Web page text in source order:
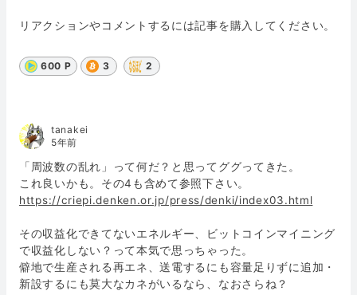
リアクションやコメントするには記事を購入してください。
600 P 3 2
tanakei
5年前
「周波数の乱れ」って何だ？と思ってググってきた。
これ良いかも。その4も含めて参照下さい。
https://criepi.denken.or.jp/press/denki/index03.html
その収益化できてないエネルギー、ビットコインマイニング
で収益化しない？って本気で思っちゃった。
僻地で生産される再エネ、送電するにも容量足りずに追加・
新設するにも莫大なカネがいるなら、なおさらね？